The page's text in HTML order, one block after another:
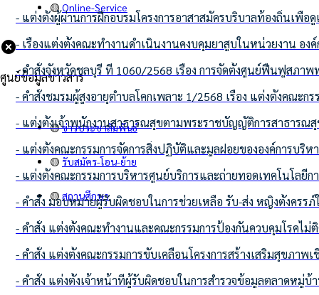
🟡Online-Service
ศูนย์ข้อมูลข่าวสาร
🟡ข่าวประชาสัมพันธ์
🟡 รับสมัคร-โอน-ย้าย
🟡 สถานศึกษา
- แต่งตั้งผู้ผ่านการฝึกอบรมโครงการอาสาสมัครบริบาลท้องถิ่นเ
- เรื่องแต่งตั้งคณะทำงานดำเนินงานคงบคุมยาสูบในหน่วยงาน อง
- คำสั่งจังหวัดชลบุรี ที่ 1060/2568 เรื่อง การจัดตั้งศูนย์ฟื้นฟูสภา
- คำสั่งชมรมผู้สูงอายุตำบลโคกเพลาะ 1/2568 เรื่อง แต่งตั้งคณะก
- แต่งตั้งเจ้าพนักงานสาธารณสุขตามพระราชบัญญัติการสาธารณ
- แต่งตั้งคณะกรรมการจัดการสิ่งปฏิบัติและมูลฝอยขององค์การบริ
- แต่งตั้งคณะกรรมการบริหารศูนย์บริการและถ่ายทอดเทคโนโลยีก
- คำสั่ง มอบหมายผู้รับผิดชอบในการช่วยเหลือ รับ-ส่ง หญิงตั้งค
- คำสั่ง แต่งตั้งคณะทำงานและคณะกรรมการป้องกันควบคุมโรคไ
- คำสั่ง แต่งตั้งคณะกรรมการขับเคลื่อนโครงการสร้างเสริมสุขภ
- คำสั่ง แต่งตั้งเจ้าหน้าที่ผู้รับผิดชอบในการสำรวจข้อมูลตลาดหมู่